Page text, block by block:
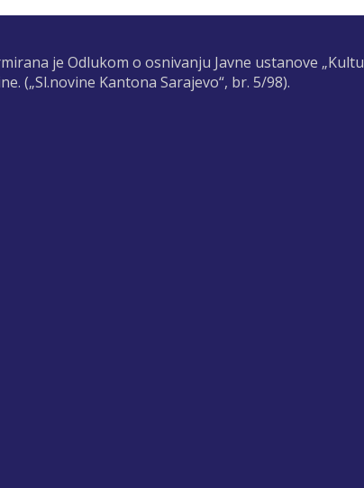
je Odlukom o osnivanju Javne ustanove
(„Sl.novine Kantona Sarajevo“, br. 5/98).